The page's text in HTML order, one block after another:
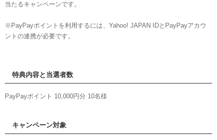
当たるキャンペーンです。
※PayPayポイントを利用するには、Yahoo! JAPAN IDとPayPayアカウ
ントの連携が必要です。
特典内容と当選者数
PayPayポイント 10,000円分 10名様
キャンペーン対象